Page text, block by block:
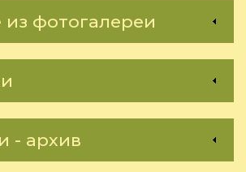
фотогалереи
- архив